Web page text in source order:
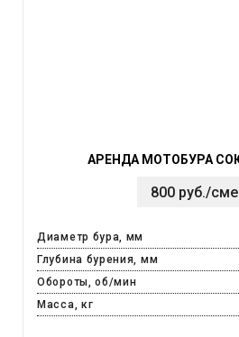
АРЕНДА МОТОБУРА
800 руб./
Диаметр бура, мм
Глубина бурения, мм
Обороты, об/мин
Масса, кг